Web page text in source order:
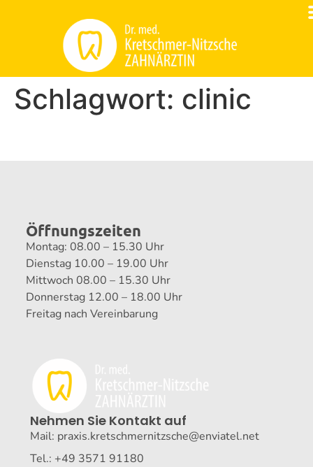
Schlagwort: clinic
Öffnungszeiten
Montag: 08.00 – 15.30 Uhr
Dienstag 10.00 – 19.00 Uhr
Mittwoch 08.00 – 15.30 Uhr
Donnerstag 12.00 – 18.00 Uhr
Freitag nach Vereinbarung
Nehmen Sie Kontakt auf
Mail: praxis.kretschmernitzsche@enviatel.net
Tel.: +49 3571 91180